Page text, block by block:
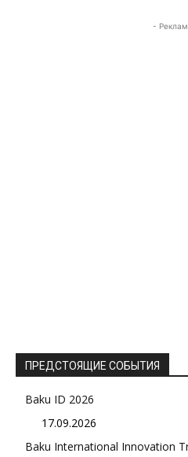
-
ПРЕДСТОЯЩИЕ СОБЫТИЯ
Baku ID 2026
17.09.2026
Baku International Innovation